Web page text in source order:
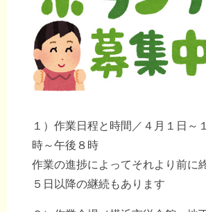
１）作業日程と時間／４月１日～
時～午後８時
作業の進捗によってそれより前に
５日以降の継続もあります